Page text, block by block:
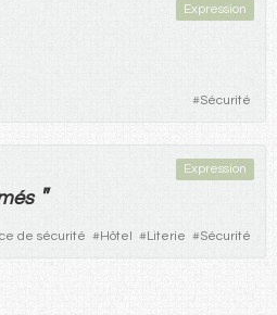
Expression
#Sécurité
Expression
"
de sécurité #Hôtel #Literie #Sécurité